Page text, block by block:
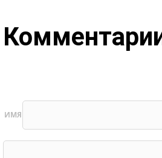
ИМЯ